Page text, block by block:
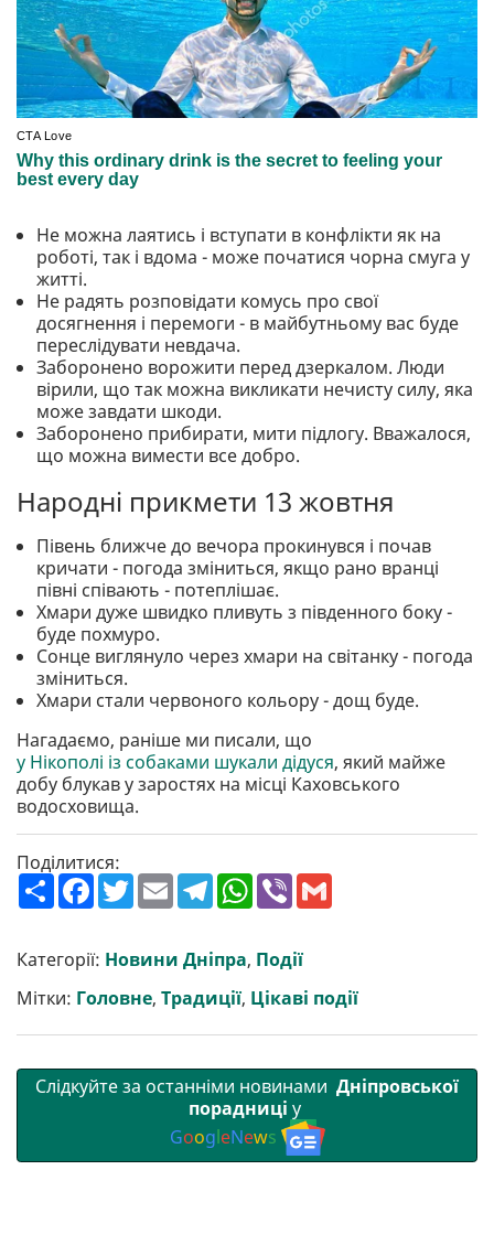
Не можна лаятись і вступати в конфлікти як на
роботі, так і вдома - може початися чорна смуга у
житті.
Не радять розповідати комусь про свої
досягнення і перемоги - в майбутньому вас буде
переслідувати невдача.
Заборонено ворожити перед дзеркалом. Люди
вірили, що так можна викликати нечисту силу, яка
може завдати шкоди.
Заборонено прибирати, мити підлогу. Вважалося,
що можна вимести все добро.
Народні прикмети 13 жовтня
Півень ближче до вечора прокинувся і почав
кричати - погода зміниться, якщо рано вранці
півні співають - потеплішає.
Хмари дуже швидко пливуть з південного боку -
буде похмуро.
Сонце виглянуло через хмари на світанку - погода
зміниться.
Хмари стали червоного кольору - дощ буде.
Нагадаємо, раніше ми писали, що
у Нікополі із собаками шукали дідуся, який майже
добу блукав у заростях на місці Каховського
водосховища.
Поділитися:
П
о
р
и
т
и
F
a
b
o
o
k
T
w
t
e
r
E
m
l
T
e
g
r
a
m
W
h
s
A
p
p
V
r
Категорії: Новини Дніпра, Події
Мітки: Головне, Традиції, Цікаві події
Слідкуйте за останніми новинами Дніпровської
порадниці у
GoogleNews